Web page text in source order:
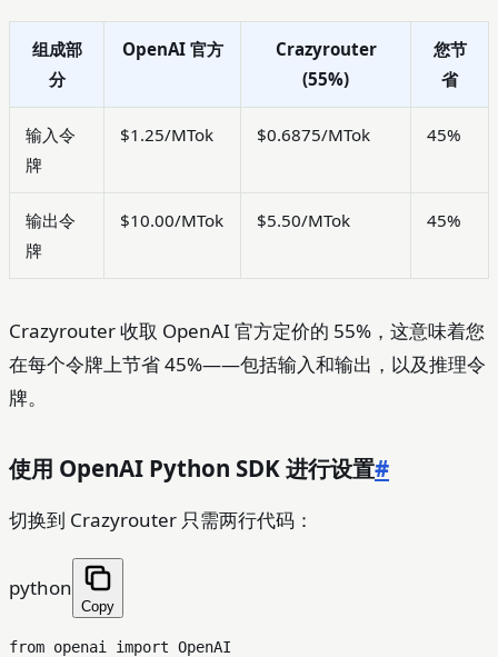
组成部
分
OpenAI 官方
Crazyrouter
(55%)
您节
省
输入令
牌
$1.25/MTok $0.6875/MTok 45%
输出令
牌
$10.00/MTok $5.50/MTok 45%
Crazyrouter 收取 OpenAI 官方定价的 55%，这意味着您
在每个令牌上节省 45%——包括输入和输出，以及推理令
牌。
使用 OpenAI Python SDK 进行设置#
切换到 Crazyrouter 只需两行代码：
python
Copy
from openai import OpenAI